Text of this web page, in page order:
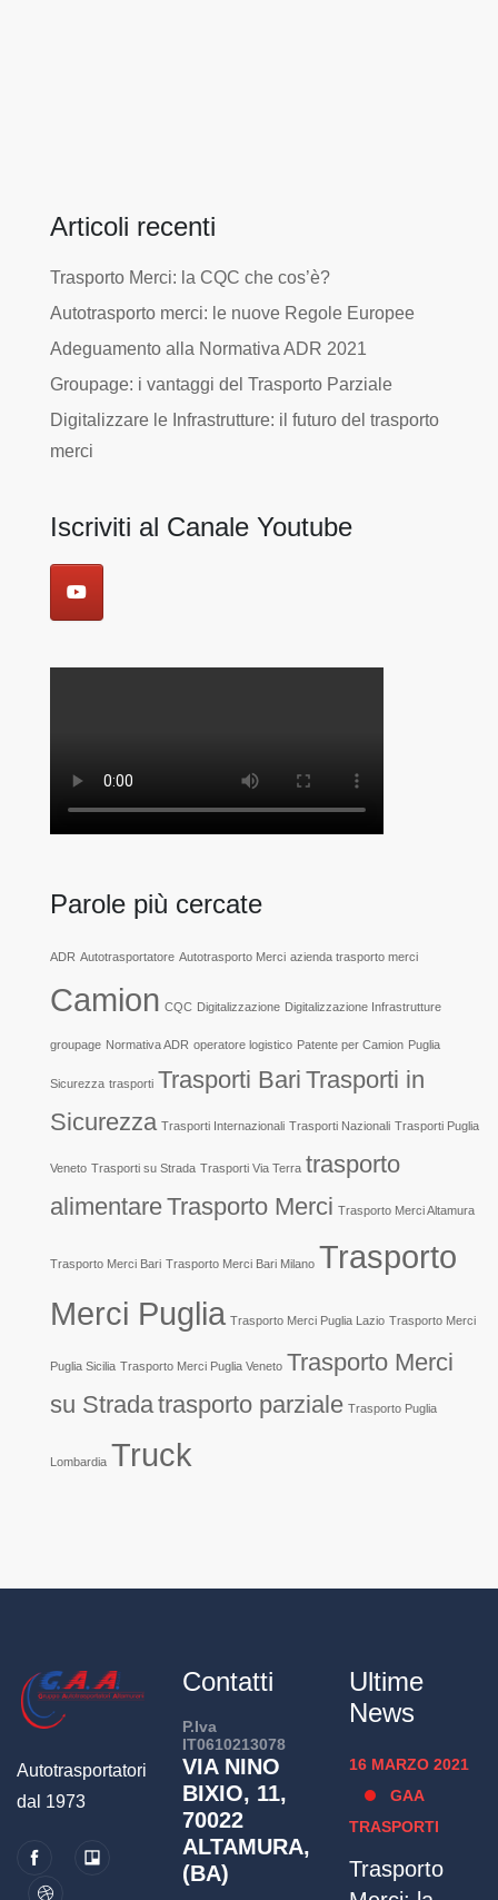
Articoli recenti
Trasporto Merci: la CQC che cos’è?
Autotrasporto merci: le nuove Regole Europee
Adeguamento alla Normativa ADR 2021
Groupage: i vantaggi del Trasporto Parziale
Digitalizzare le Infrastrutture: il futuro del trasporto
merci
Iscriviti al Canale Youtube
Parole più cercate
ADR Autotrasportatore Autotrasporto Merci azienda trasporto merci
Camion CQC Digitalizzazione Digitalizzazione Infrastrutture
groupage Normativa ADR operatore logistico Patente per Camion Puglia
Sicurezza trasporti Trasporti Bari Trasporti in
Sicurezza Trasporti Internazionali Trasporti Nazionali Trasporti Puglia
Veneto Trasporti su Strada Trasporti Via Terra trasporto
alimentareTrasporto Merci Trasporto Merci Altamura
Trasporto Merci Bari Trasporto Merci Bari Milano Trasporto
Merci Puglia Trasporto Merci Puglia Lazio Trasporto Merci
Puglia Sicilia Trasporto Merci Puglia Veneto Trasporto Merci
su Stradatrasporto parziale Trasporto Puglia
Lombardia Truck
Autotrasportatori
dal 1973
Contatti
P.Iva
IT0610213078
VIA NINO
BIXIO, 11,
70022
ALTAMURA,
(BA)
Ultime
News
16 MARZO 2021
GAA
TRASPORTI
Trasporto